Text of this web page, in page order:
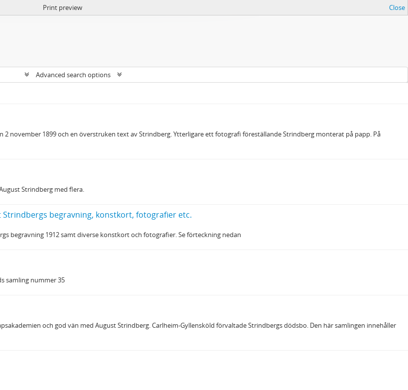
Print preview Close
Advanced search options
november 1899 och en överstruken text av Strindberg. Ytterligare ett fotografi föreställande Strindberg monterat på papp. På
Strindberg med flera.
begravning, konstkort, fotografier etc.
begravning 1912 samt diverse konstkort och fotografier. Se förteckning nedan
samling nummer 35
och god vän med August Strindberg. Carlheim-Gyllensköld förvaltade Strindbergs dödsbo. Den här samlingen innehåller